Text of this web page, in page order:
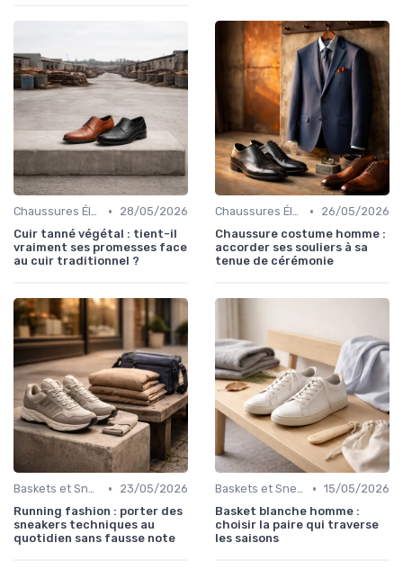
Chaussures Élégantes et de Cérémonie •
28/05/2026
Cuir tanné végétal : tient-il
vraiment ses promesses face
au cuir traditionnel ?
Chaussures Élégantes et de Cérémonie •
26/05/2026
Chaussure costume homme :
accorder ses souliers à sa
tenue de cérémonie
Baskets et Sneakers •
23/05/2026
Running fashion : porter des
sneakers techniques au
quotidien sans fausse note
Baskets et Sneakers • 15/05/2026
Basket blanche homme :
choisir la paire qui traverse
les saisons